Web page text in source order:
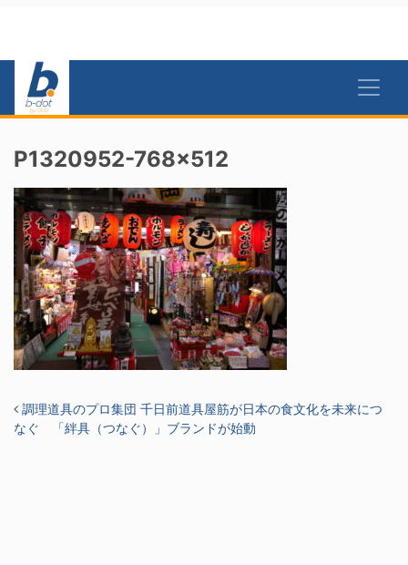
P1320952-768×512
投稿ナビゲーション
調理道具のプロ集団 千日前道具屋筋が日本の食文化を未来につ
なぐ 「絆具（つなぐ）」ブランドが始動